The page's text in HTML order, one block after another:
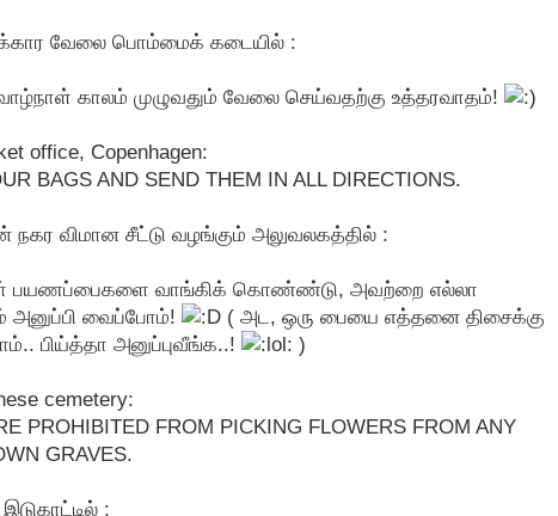
வேலை பொம்மைக் கடையில் :
காலம் முழுவதும் வேலை செய்வதற்கு உத்தரவாதம்!
office, Copenhagen:
BAGS AND SEND THEM IN ALL DIRECTIONS.
விமான சீட்டு வழங்கும் அலுவலகத்தில் :
பயணப்பைகளை வாங்கிக் கொண்ண்டு, அவற்றை எல்லா
அனுப்பி வைப்போம்!
( அட, ஒரு பையை எத்தனை திசைக்கு
பிய்த்தா அனுப்புவீங்க..!
)
cemetery:
PROHIBITED FROM PICKING FLOWERS FROM ANY
GRAVES.
: